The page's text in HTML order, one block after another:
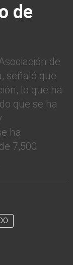
de
de
señaló que
lo que ha
que se ha
ha
7,500